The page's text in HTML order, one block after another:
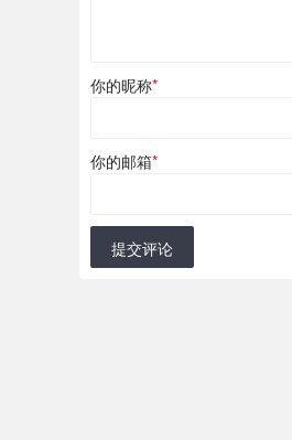
你的昵称*
你的邮箱*
提交评论